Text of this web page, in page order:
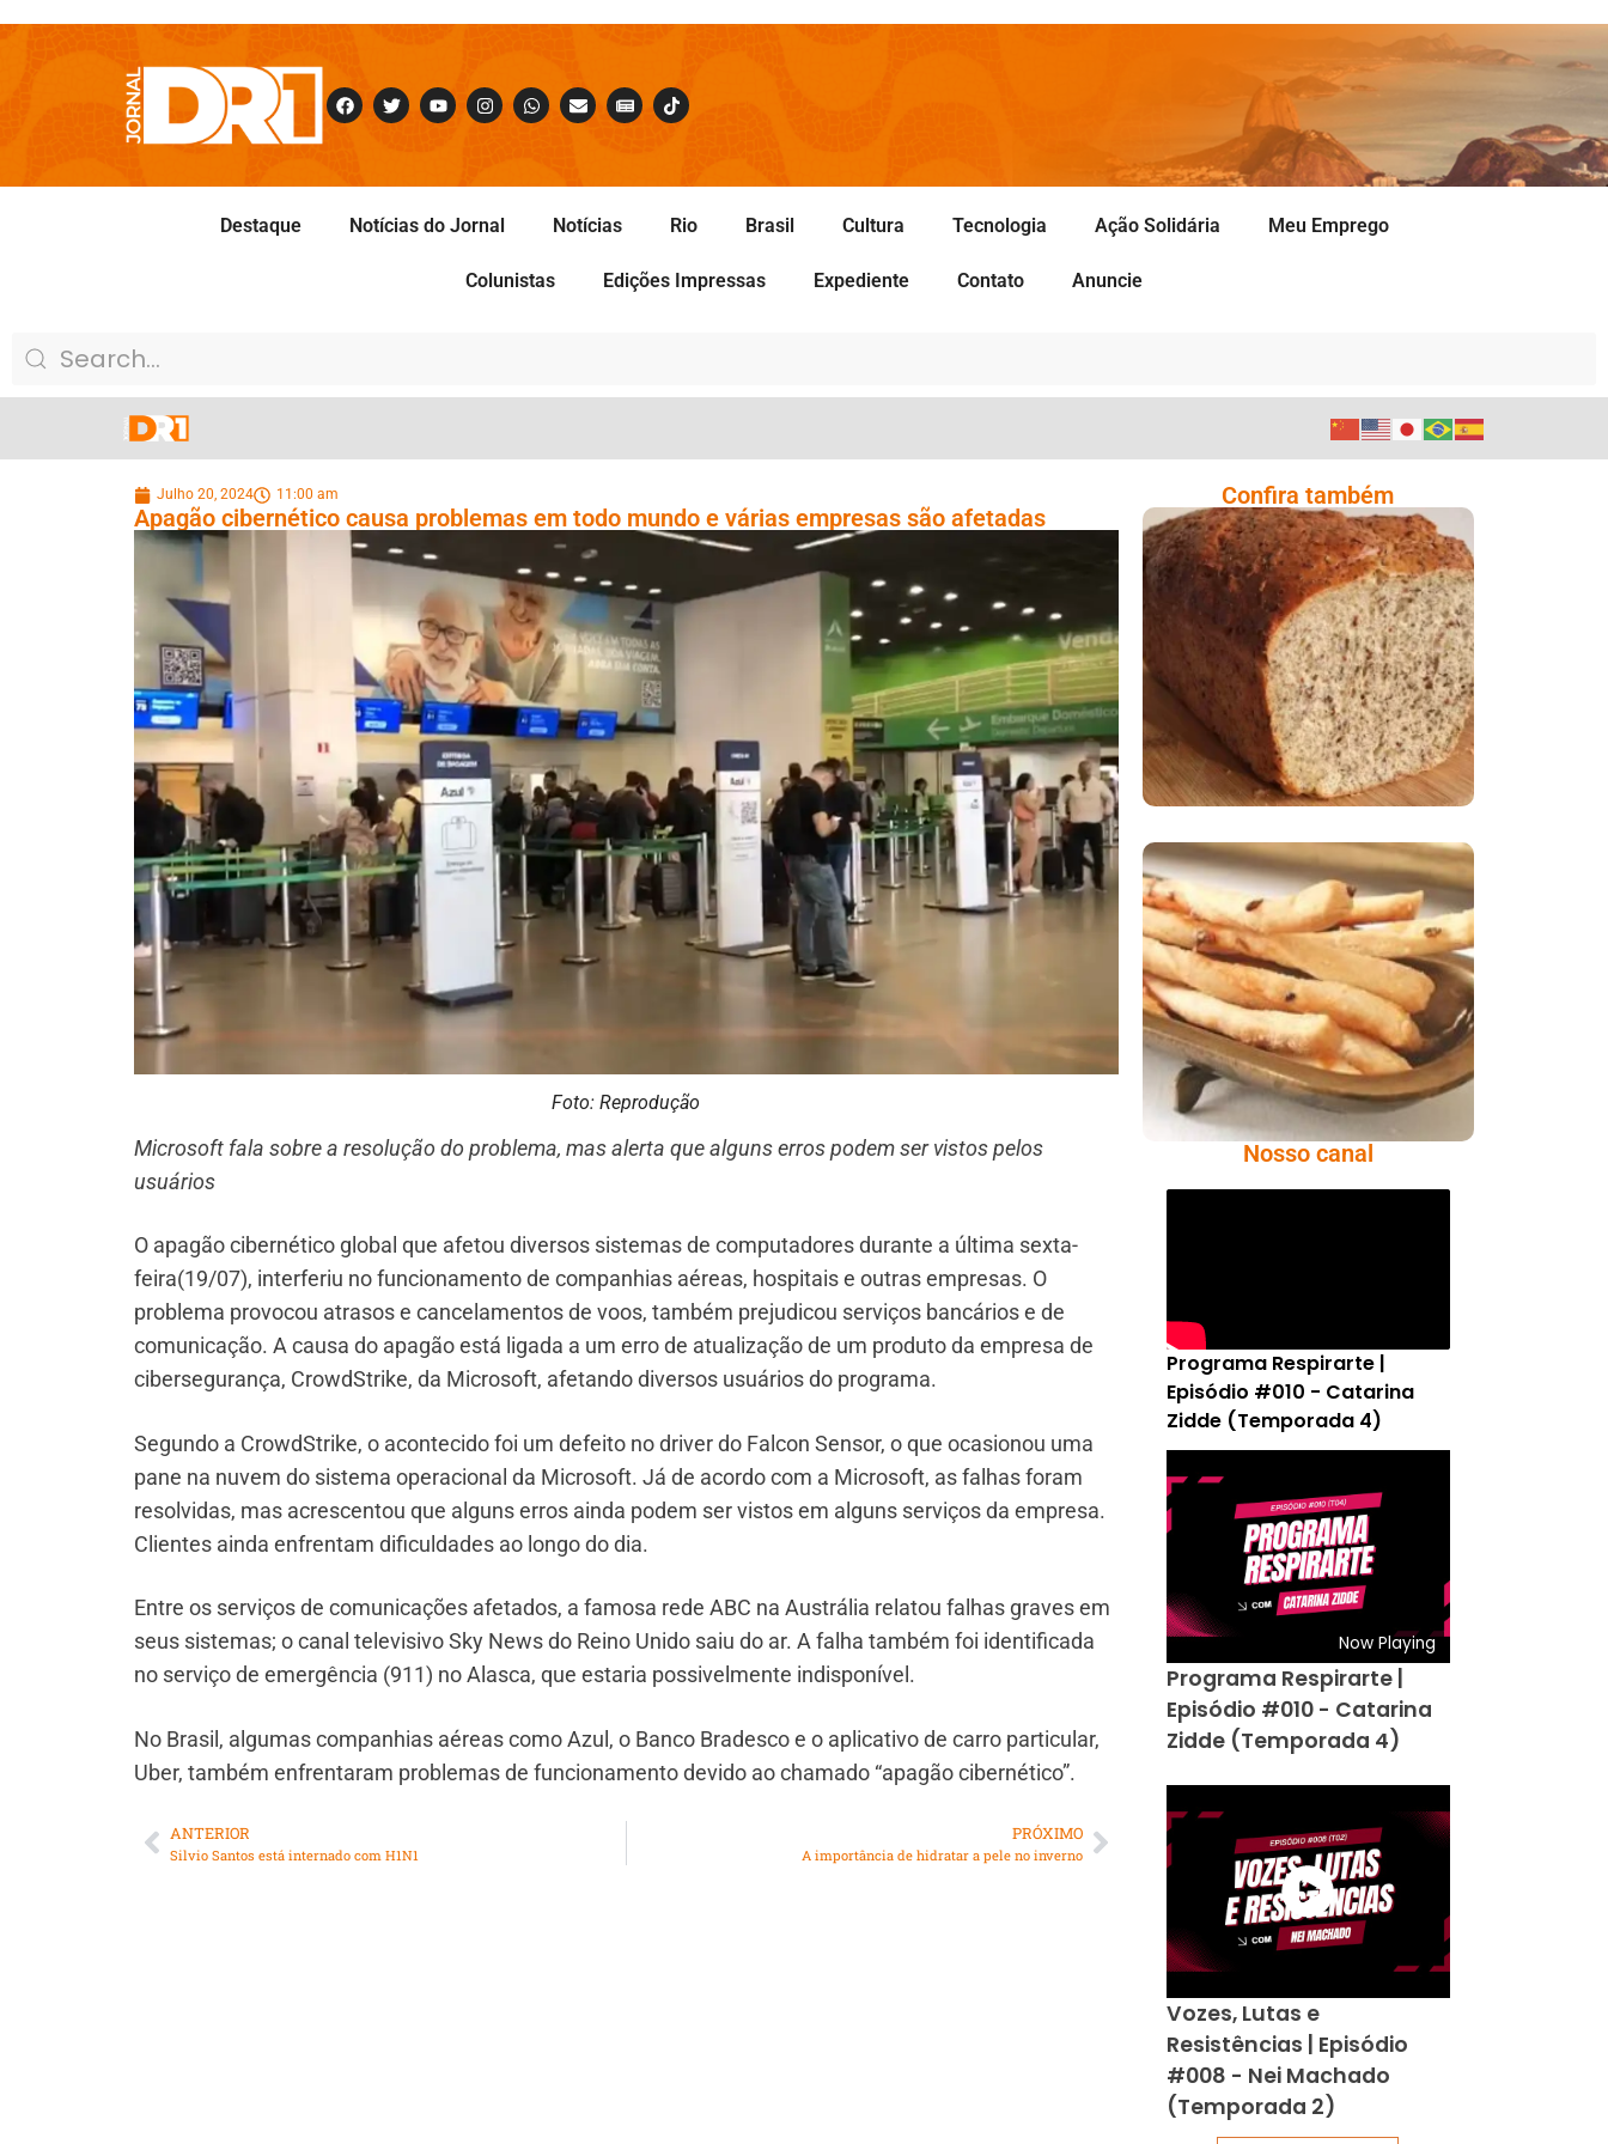
Destaque Notícias do Jornal Notícias Rio Brasil Cultura Tecnologia Ação Solidária Meu Emprego
Colunistas Edições Impressas Expediente Contato Anuncie
Julho 20, 2024 11:00 am
Apagão cibernético causa problemas em todo mundo e várias empresas são afetadas
Foto: Reprodução
Microsoft fala sobre a resolução do problema, mas alerta que alguns erros podem ser vistos pelos
usuários
O apagão cibernético global que afetou diversos sistemas de computadores durante a última sexta-
feira(19/07), interferiu no funcionamento de companhias aéreas, hospitais e outras empresas. O
problema provocou atrasos e cancelamentos de voos, também prejudicou serviços bancários e de
comunicação. A causa do apagão está ligada a um erro de atualização de um produto da empresa de
cibersegurança, CrowdStrike, da Microsoft, afetando diversos usuários do programa.
Segundo a CrowdStrike, o acontecido foi um defeito no driver do Falcon Sensor, o que ocasionou uma
pane na nuvem do sistema operacional da Microsoft. Já de acordo com a Microsoft, as falhas foram
resolvidas, mas acrescentou que alguns erros ainda podem ser vistos em alguns serviços da empresa.
Clientes ainda enfrentam dificuldades ao longo do dia.
Entre os serviços de comunicações afetados, a famosa rede ABC na Austrália relatou falhas graves em
seus sistemas; o canal televisivo Sky News do Reino Unido saiu do ar. A falha também foi identificada
no serviço de emergência (911) no Alasca, que estaria possivelmente indisponível.
No Brasil, algumas companhias aéreas como Azul, o Banco Bradesco e o aplicativo de carro particular,
Uber, também enfrentaram problemas de funcionamento devido ao chamado “apagão cibernético”.
ANTERIOR
Silvio Santos está internado com H1N1
PRÓXIMO
A importância de hidratar a pele no inverno
Confira também
Comer Bem: Pão Low
Carb
Comer Bem:
Palitinhos De Cebola
E Salsa
Nosso canal
Programa Respirarte |
Episódio #010 - Catarina
Zidde (Temporada 4)
Now Playing
Programa Respirarte |
Episódio #010 - Catarina
Zidde (Temporada 4)
Vozes, Lutas e
Resistências | Episódio
#008 - Nei Machado
(Temporada 2)